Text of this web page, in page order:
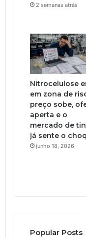
2 semanas atrás
Nitrocelulose
em zona de
preço sobe,
aperta e o
mercado de
já sente o
junho 18, 2026
Popular Posts